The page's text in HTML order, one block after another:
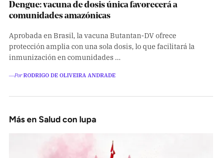
Dengue: vacuna de dosis única favorecerá a
comunidades amazónicas
Aprobada en Brasil, la vacuna Butantan-DV ofrece
protección amplia con una sola dosis, lo que facilitará la
inmunización en comunidades …
―PorRODRIGO DE OLIVEIRA ANDRADE
Más en Salud con lupa